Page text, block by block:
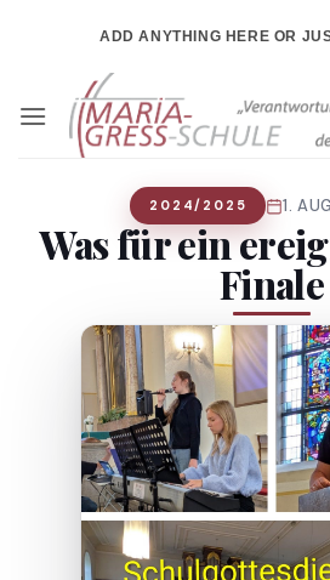
ADD ANYTHING HERE OR
2024/2025 1.
Was für ein
Finale